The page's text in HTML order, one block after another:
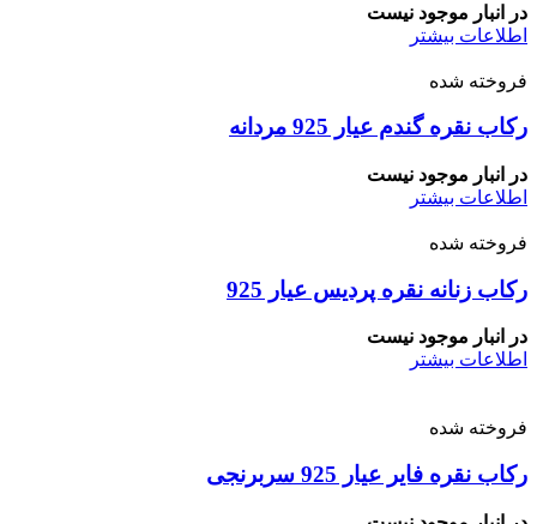
در انبار موجود نیست
اطلاعات بیشتر
فروخته شده
رکاب نقره گندم عیار 925 مردانه
در انبار موجود نیست
اطلاعات بیشتر
فروخته شده
رکاب زنانه نقره پردیس عیار 925
در انبار موجود نیست
اطلاعات بیشتر
فروخته شده
رکاب نقره فایر عیار 925 سربرنجی